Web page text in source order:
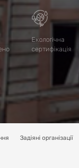
Екологічна
сертифікація
Задіяні організації